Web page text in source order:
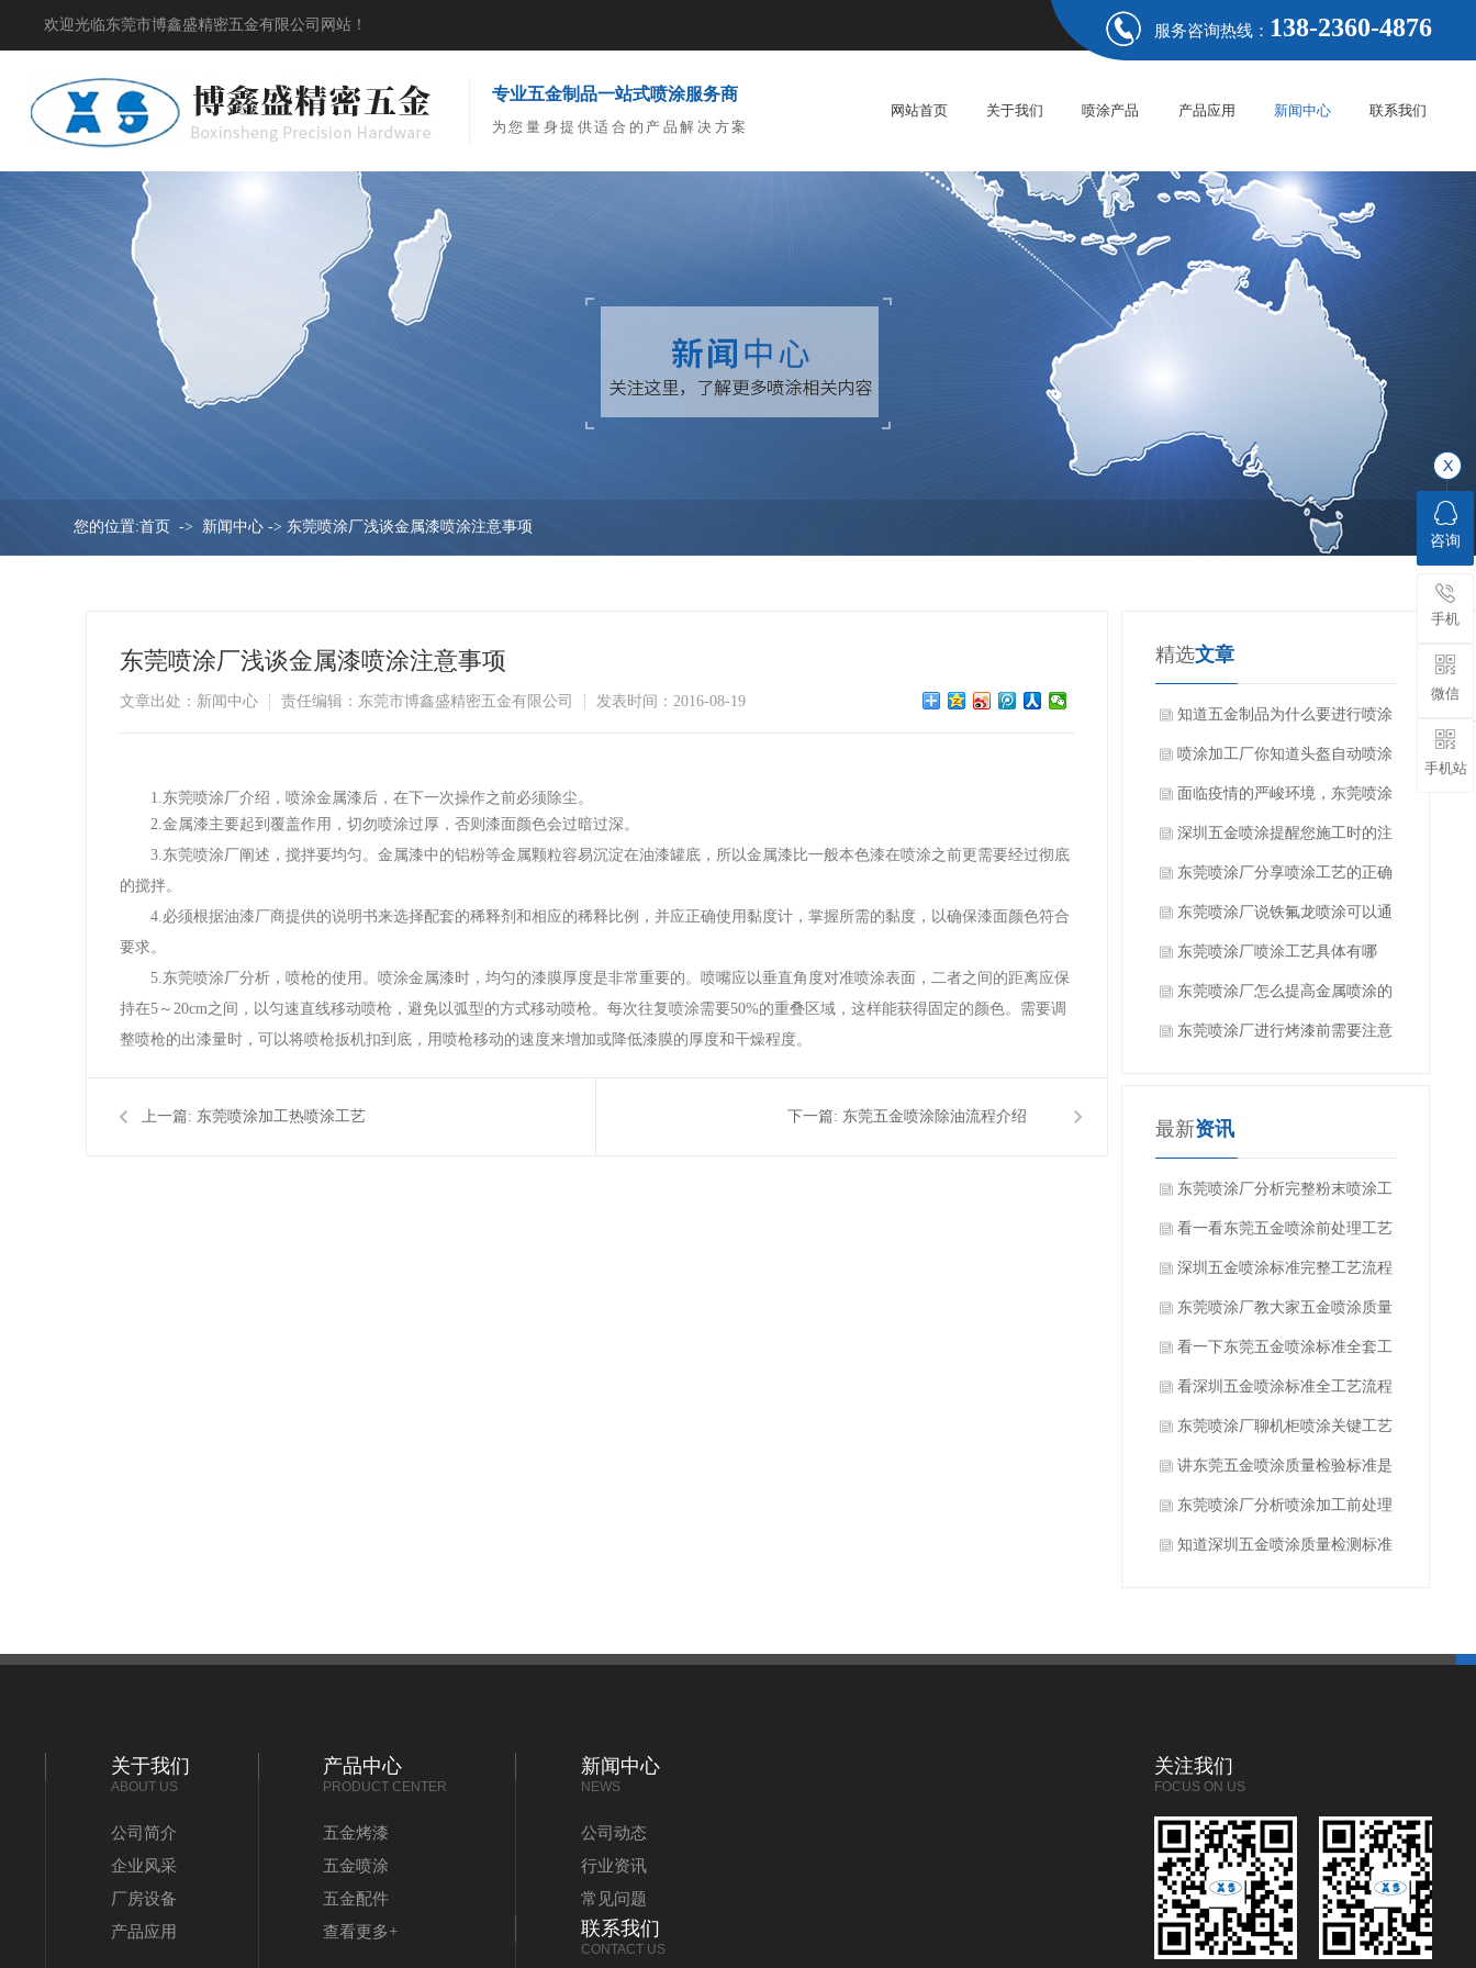
欢迎光临东莞市博鑫盛精密五金有限公司网站！ 服务咨询热线： 138-2360-4876
专业五金制品一站式喷涂服务商
为您量身提供适合的产品解决方案
网站首页 关于我们 喷涂产品 产品应用 新闻中心 联系我们
您的位置:首页 -> 新闻中心 -> 东莞喷涂厂浅谈金属漆喷涂注意事项
东莞喷涂厂浅谈金属漆喷涂注意事项
文章出处：新闻中心 责任编辑：东莞市博鑫盛精密五金有限公司 发表时间：2016-08-19
1.东莞喷涂厂介绍，喷涂金属漆后，在下一次操作之前必须除尘。
2.金属漆主要起到覆盖作用，切勿喷涂过厚，否则漆面颜色会过暗过深。
3.东莞喷涂厂阐述，搅拌要均匀。金属漆中的铝粉等金属颗粒容易沉淀在油漆罐底，所以金属漆比一般本色漆在喷涂之前更需要经过彻底
的搅拌。
4.必须根据油漆厂商提供的说明书来选择配套的稀释剂和相应的稀释比例，并应正确使用黏度计，掌握所需的黏度，以确保漆面颜色符合
要求。
5.东莞喷涂厂分析，喷枪的使用。喷涂金属漆时，均匀的漆膜厚度是非常重要的。喷嘴应以垂直角度对准喷涂表面，二者之间的距离应保
持在5～20cm之间，以匀速直线移动喷枪，避免以弧型的方式移动喷枪。每次往复喷涂需要50%的重叠区域，这样能获得固定的颜色。需要调
整喷枪的出漆量时，可以将喷枪扳机扣到底，用喷枪移动的速度来增加或降低漆膜的厚度和干燥程度。
上一篇: 东莞喷涂加工热喷涂工艺 下一篇: 东莞五金喷涂除油流程介绍
精选文章
知道五金制品为什么要进行喷涂
加工吗？
喷涂加工厂你知道头盔自动喷涂
设备的特点吗？
面临疫情的严峻环境，东莞喷涂
厂家该如何顺利开展工作？
深圳五金喷涂提醒您施工时的注
意要点
东莞喷涂厂分享喷涂工艺的正确
操作和技巧
东莞喷涂厂说铁氟龙喷涂可以通
过几种方法测试储存变质问题
东莞喷涂厂喷涂工艺具体有哪
些？
东莞喷涂厂怎么提高金属喷涂的
效果？
东莞喷涂厂进行烤漆前需要注意
最新资讯
东莞喷涂厂分析完整粉末喷涂工
艺流程有哪些方面？
看一看东莞五金喷涂前处理工艺
有哪些？
深圳五金喷涂标准完整工艺流程
是什么？
东莞喷涂厂教大家五金喷涂质量
如何检验？
看一下东莞五金喷涂标准全套工
艺流程是什么？
看深圳五金喷涂标准全工艺流程
都有哪些方面？
东莞喷涂厂聊机柜喷涂关键工艺
要求是什么？
讲东莞五金喷涂质量检验标准是
什么？
东莞喷涂厂分析喷涂加工前处理
方式有哪些？
知道深圳五金喷涂质量检测标准
关于我们
ABOUT US
公司简介
企业风采
厂房设备
产品应用
产品中心
PRODUCT CENTER
五金烤漆
五金喷涂
五金配件
查看更多+
新闻中心
NEWS
公司动态
行业资讯
常见问题
联系我们
CONTACT US
关注我们
FOCUS ON US
咨询
手机
微信
手机站